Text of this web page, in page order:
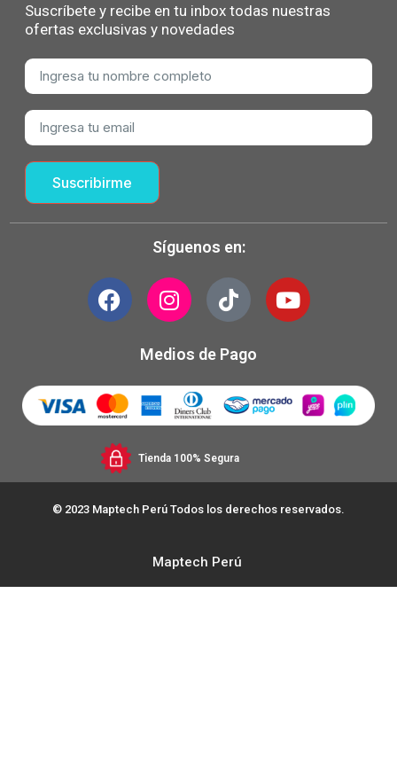
Suscríbete y recibe en tu inbox todas nuestras
ofertas exclusivas y novedades
Suscribirme
Síguenos en:
Medios de Pago
Tienda 100% Segura
© 2023 Maptech Perú Todos los derechos reservados.
Maptech Perú